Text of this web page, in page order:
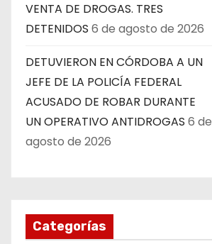
VENTA DE DROGAS. TRES
DETENIDOS 6 de agosto de 2026
DETUVIERON EN CÓRDOBA A UN
JEFE DE LA POLICÍA FEDERAL
ACUSADO DE ROBAR DURANTE
UN OPERATIVO ANTIDROGAS 6 de
agosto de 2026
Categorías